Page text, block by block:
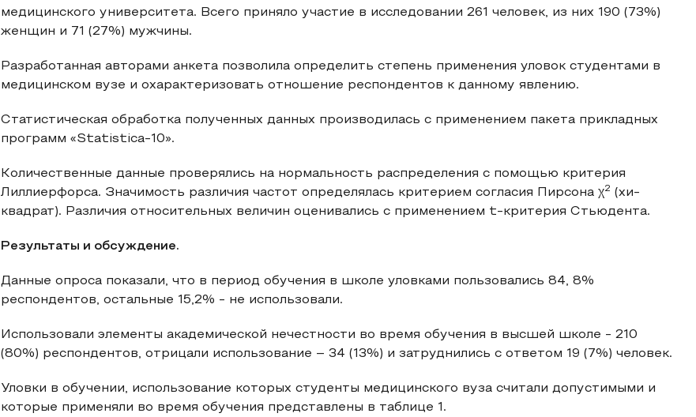
медицинского университета. Всего приняло участие в исследовании 261 человек, из них 190 (73%)
женщин и 71 (27%) мужчины.
Разработанная авторами анкета позволила определить степень применения уловок студентами в
медицинском вузе и охарактеризовать отношение респондентов к данному явлению.
Статистическая обработка полученных данных производилась с применением пакета прикладных
программ «Statistica-10».
Количественные данные проверялись на нормальность распределения с помощью критерия
Лиллиерфорса. Значимость различия частот определялась критерием согласия Пирсона χ2 (хи-
квадрат). Различия относительных величин оценивались с применением t-критерия Стьюдента.
Результаты и обсуждение.
Данные опроса показали, что в период обучения в школе уловками пользовались 84, 8%
респондентов, остальные 15,2% - не использовали.
Использовали элементы академической нечестности во время обучения в высшей школе ‑ 210
(80%) респондентов, отрицали использование – 34 (13%) и затруднились с ответом 19 (7%) человек.
Уловки в обучении, использование которых студенты медицинского вуза считали допустимыми и
которые применяли во время обучения представлены в таблице 1.